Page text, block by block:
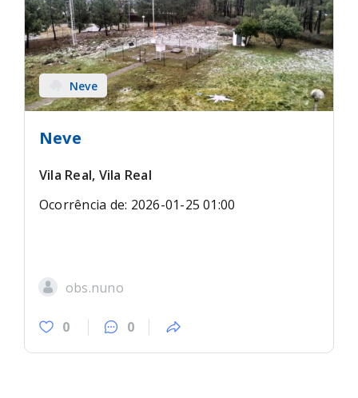
Neve
Neve
Vila Real, Vila Real
Ocorrência de: 2026-01-25 01:00
obs.nuno
0 0